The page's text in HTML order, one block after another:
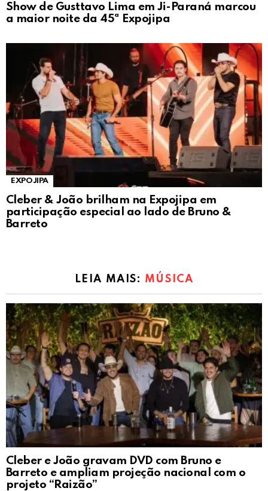
Show de Gusttavo Lima em Ji-Paraná marcou
a maior noite da 45ª Expojipa
EXPOJIPA
Cleber & João brilham na Expojipa em
participação especial ao lado de Bruno &
Barreto
LEIA MAIS: MÚSICA
Cleber e João gravam DVD com Bruno e
Barreto e ampliam projeção nacional com o
projeto “Raizão”